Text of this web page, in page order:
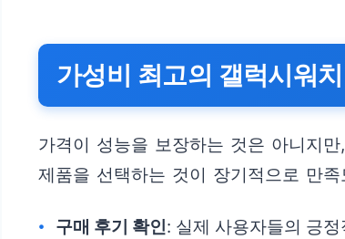
가성비 최고의 갤럭시워
가격이 성능을 보장하는 것은 아니지
제품을 선택하는 것이 장기적으로 만
구매 후기 확인: 실제 사용자들의 긍